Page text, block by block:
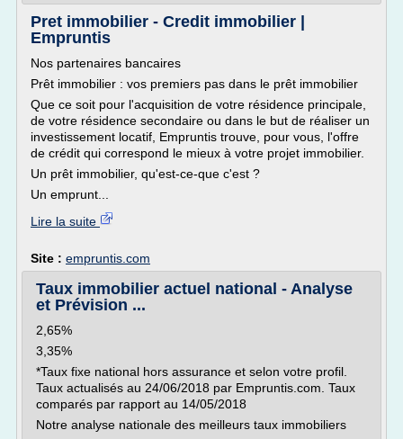
Pret immobilier - Credit immobilier |
Empruntis
Nos partenaires bancaires
Prêt immobilier : vos premiers pas dans le prêt immobilier
Que ce soit pour l'acquisition de votre résidence principale,
de votre résidence secondaire ou dans le but de réaliser un
investissement locatif, Empruntis trouve, pour vous, l'offre
de crédit qui correspond le mieux à votre projet immobilier.
Un prêt immobilier, qu'est-ce-que c'est ?
Un emprunt...
Lire la suite
Site : empruntis.com
Taux immobilier actuel national - Analyse
et Prévision ...
2,65%
3,35%
*Taux fixe national hors assurance et selon votre profil.
Taux actualisés au 24/06/2018 par Empruntis.com. Taux
comparés par rapport au 14/05/2018
Notre analyse nationale des meilleurs taux immobiliers